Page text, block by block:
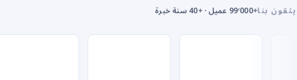
يثقون بنا+99٬000 عميل · +40 سنة خبرة